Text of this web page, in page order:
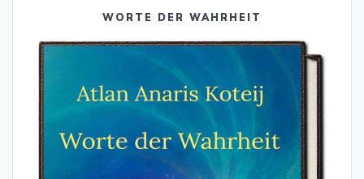
WORTE DER WAHRHEIT